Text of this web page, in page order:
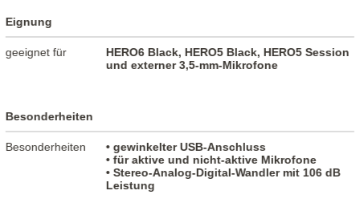
Eignung
geeignet für
HERO6 Black, HERO5 Black, HERO5 Session
und externer 3,5-mm-Mikrofone
Besonderheiten
Besonderheiten
• gewinkelter USB-Anschluss
• für aktive und nicht-aktive Mikrofone
• Stereo-Analog-Digital-Wandler mit 106 dB
Leistung